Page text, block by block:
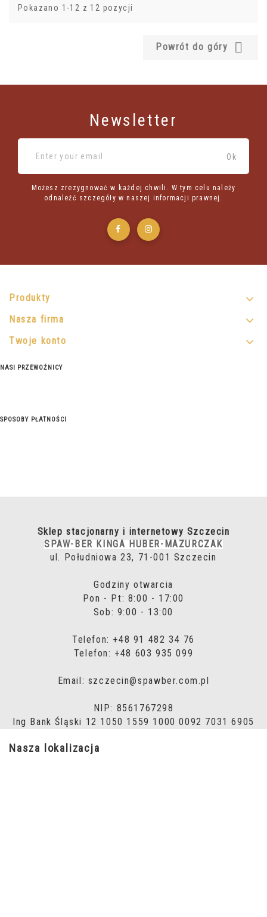
Pokazano 1-12 z 12 pozycji
Powrót do góry 
Newsletter
Możesz zrezygnować w każdej chwili. W tym celu należy
odnaleźć szczegóły w naszej informacji prawnej.
Produkty
Nasza firma
Twoje konto
NASI PRZEWOŹNICY
SPOSOBY PŁATNOŚCI
Sklep stacjonarny i internetowy Szczecin
SPAW-BER KINGA HUBER-MAZURCZAK
ul. Południowa 23, 71-001 Szczecin
Godziny otwarcia
Pon - Pt: 8:00 - 17:00
Sob: 9:00 - 13:00
Telefon: +48 91 482 34 76
Telefon: +48 603 935 099
Email: szczecin@spawber.com.pl
NIP: 8561767298
Ing Bank Śląski 12 1050 1559 1000 0092 7031 6905
Nasza lokalizacja